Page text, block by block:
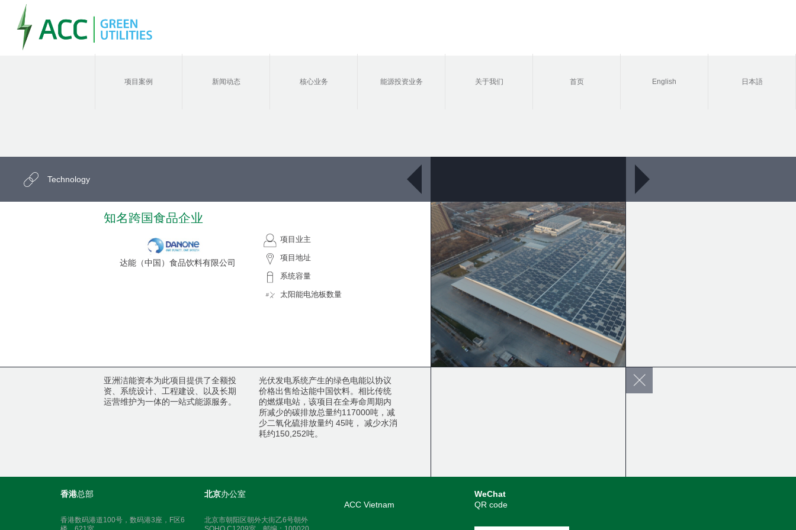
English 日本語
项目案例 新闻动态 核心业务 能源投资业务 关于我们 首页
Technology
知名跨国食品企业
达能（中国）食品饮料有限公司
项目业主
项目地址
系统容量
太阳能电池板数量
亚洲洁能资本为此项目提供了全额投
资、系统设计、工程建设、以及长期
运营维护为一体的一站式能源服务。
光伏发电系统产生的绿色电能以协议
价格出售给达能中国饮料。相比传统
的燃煤电站，该项目在全寿命周期内
所减少的碳排放总量约117000吨，减
少二氧化硫排放量约 45吨， 减少水消
耗约150,252吨。
香港总部
香港数码港道100号，数码港3座，F区6
北京办公室
北京市朝阳区朝外大街乙6号朝外
ACC Vietnam
WeChat
QR code